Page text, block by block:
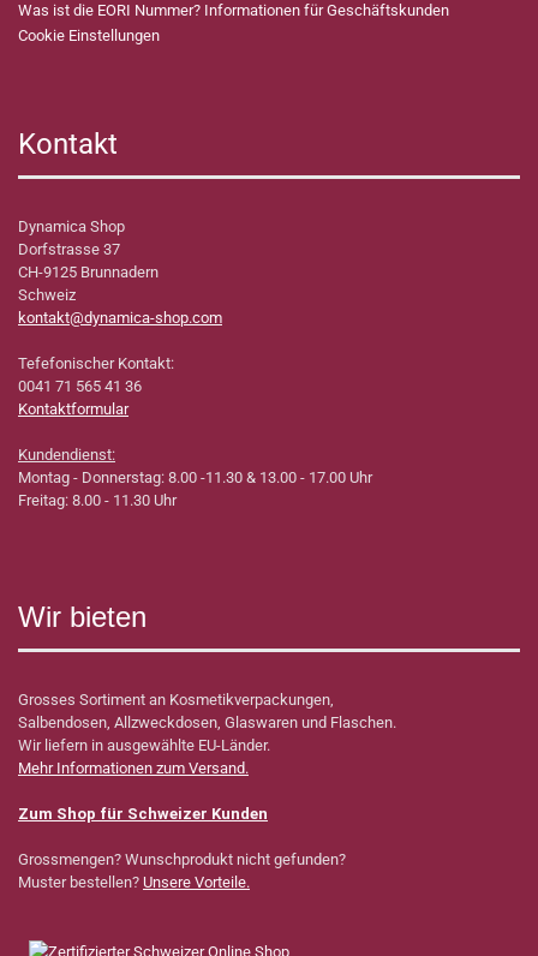
Was ist die EORI Nummer? Informationen für Geschäftskunden
Cookie Einstellungen
Kontakt
Dynamica Shop
Dorfstrasse 37
CH-9125 Brunnadern
Schweiz
kontakt@dynamica-shop.com
Tefefonischer Kontakt:
0041 71 565 41 36
Kontaktformular
Kundendienst:
Montag - Donnerstag: 8.00 -11.30 & 13.00 - 17.00 Uhr
Freitag: 8.00 - 11.30 Uhr
Wir bieten
Grosses Sortiment an Kosmetikverpackungen,
Salbendosen, Allzweckdosen, Glaswaren und Flaschen.
Wir liefern in ausgewählte EU-Länder.
Mehr Informationen zum Versand.
Zum Shop für Schweizer Kunden
Grossmengen? Wunschprodukt nicht gefunden?
Muster bestellen? Unsere Vorteile.